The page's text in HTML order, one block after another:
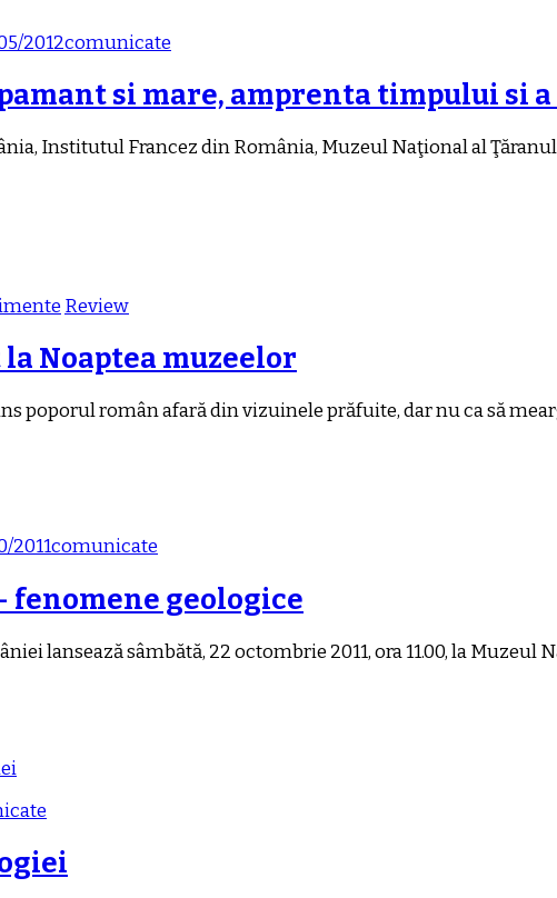
2012comunicate
si mare, amprenta timpului si
Institutul Francez din România, Muzeul Naţional al
Review
Noaptea muzeelor
poporul român afară din vizuinele prăfuite, dar nu ca să
2011comunicate
geologice
lansează sâmbătă, 22 octombrie 2011, ora 11.00, la